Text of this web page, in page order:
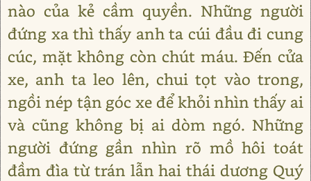
nào của kẻ cầm quyền. Những người
đứng xa thì thấy anh ta cúi đầu đi cung
cúc, mặt không còn chút máu. Đến cửa
xe, anh ta leo lên, chui tọt vào trong,
ngồi nép tận góc xe để khỏi nhìn thấy ai
và cũng không bị ai dòm ngó. Những
người đứng gần nhìn rõ mồ hôi toát
đầm đìa từ trán lẫn hai thái dương Quý